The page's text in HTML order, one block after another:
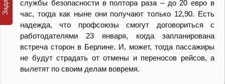
службы безопасности в полтора раза – до 20 евро в
час, тогда как ныне они получают только 12,90. Есть
надежда, что профсоюзы смогут договориться с
работодателями 23 января, когда запланирована
встреча сторон в Берлине. И, может, тогда пассажиры
не будут страдать от отмены и переносов рейсов, а
вылетят по своим делам вовремя.